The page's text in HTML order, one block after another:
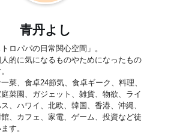
青丹よし
ロパパの日常関心空間」。
的に気になるものやためになったもの
菜、食卓24節気、食卓ギーク、料理、
菜園、ガジェット、雑貨、物欲、ライ
、ハワイ、北欧、韓国、香港、沖縄、
、カフェ、家電、ゲーム、投資など徒
す。